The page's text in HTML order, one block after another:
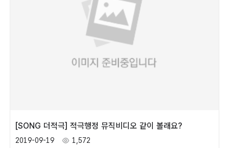
[SONG 더적극] 적극행정 뮤직비디오 같이 볼래요?
2019-09-19 1,572